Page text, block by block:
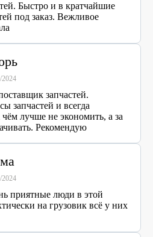
Быстро и в кратчайшие
под заказ. Вежливое
2024
запчастей.
запчастей и всегда
лучше не экономить, а за
Рекомендую
2024
приятные люди в этой
на грузовик всё у них